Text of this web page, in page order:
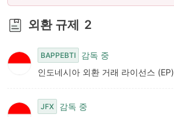
외환 규제 2
BAPPEBTI
감독 중
인도네시아 외환 거래 라이선스 (EP)
JFX
감독 중